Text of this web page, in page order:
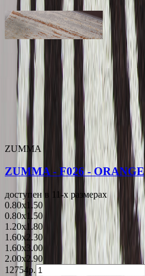
ZUMMA
ZUMMA - F026 - ORANGE
доступен в 11-x размерах
0.80x1.50
0.80x1.50
1.20x1.80
1.60x2.30
1.60x3.00
2.00x2.90
12754р.